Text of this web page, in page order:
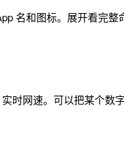
名和图标。展开看完
时网速。可以把某个数